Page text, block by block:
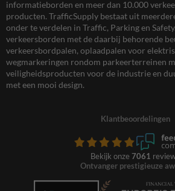
informatieborden en meer dan 10.000
producten. TrafficSupply bestaat uit
onder te verdelen in Traffic, Parking en
verkeersborden met de daarbij behorende
verkeersbordpalen, oplaadpalen voor
wegmarkeringen rondom parkeerterreinen
veiligheidsproducten voor de industrie en
met een mooi design.
Klantbeoordelingen
Bekijk onze 7061
Ontvanger prestigieuze